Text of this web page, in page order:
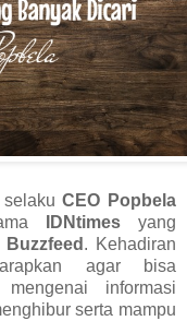
selakuCEO Popbela
IDNtimes yang
Buzzfeed . Kehadiran
agar bisa
informasi
serta mampu